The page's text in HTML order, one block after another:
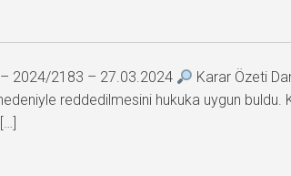
– 2024/2183 – 27.03.2024
Karar Özeti
reddedilmesini hukuka uygun buldu.